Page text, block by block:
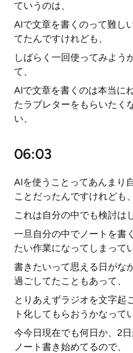
ていうのは、
AIで文章を書くのって難し
てたんですけれども、
しばらく一回使ってみよう
て、
AIで文章を書くのは本当に
たラブレターをもらいたく
い、
06:03
AIを使うことってあんまり
ことだったんですけれども、
これは自分の中でも検討は
一旦自分の中でノートを書
たい作業になってしまって
書きたいって思える日がな
過ごしてたこともあって、
とりあえずラジオを文字起
ト化してもらおうかなって
今今日現在でも何日か、2
ノート書き始めてるので、